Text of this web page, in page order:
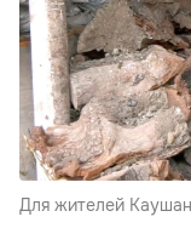
Для жителей